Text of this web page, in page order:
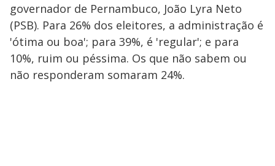
governador de Pernambuco, João Lyra Neto
(PSB). Para 26% dos eleitores, a administração é
'ótima ou boa'; para 39%, é 'regular'; e para
10%, ruim ou péssima. Os que não sabem ou
não responderam somaram 24%.